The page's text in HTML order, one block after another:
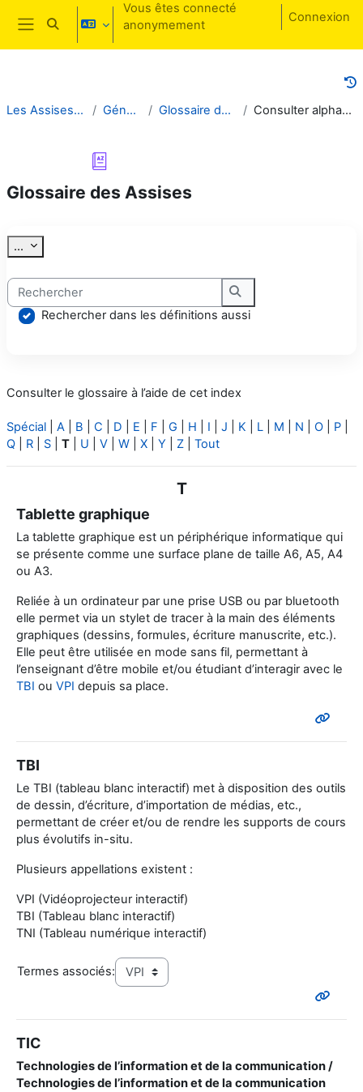
Passer au contenu principal
Panneau latéral
Activer/désactiver la saisie de recherche
Vous êtes connecté
anonymement
Connexion
Les Assises - Acte IV Généralités Glossaire des Assises Consulter alphabétiquement
Glossaire des Assises
... Exporter des articles
Rechercher
Rechercher
Rechercher dans les définitions aussi
Consulter le glossaire à l’aide de cet index
Spécial A B C D E F G H I J K L M N O P
Q
R S T U V W X Y Z Tout
T
Tablette graphique
La tablette graphique est un périphérique informatique qui
se présente comme une surface plane de taille A6, A5, A4
ou A3.
Reliée à un ordinateur par une prise USB ou par bluetooth
elle permet via un stylet de tracer à la main des éléments
graphiques (dessins, formules, écriture manuscrite, etc.).
Elle peut être utilisée en mode sans fil, permettant à
l’enseignant d’être mobile et/ou étudiant d’interagir avec le
TBI ou VPI depuis sa place.
TBI
Le TBI (tableau blanc interactif) met à disposition des outils
de dessin, d’écriture, d’importation de médias, etc.,
permettant de créer et/ou de rendre les supports de cours
plus évolutifs in-situ.
Plusieurs appellations existent :
VPI (Vidéoprojecteur interactif)
TBI (Tableau blanc interactif)
TNI (Tableau numérique interactif)
Termes associés:
TIC
Technologies de l’information et de la communication /
Technologies de l’information et de la communication